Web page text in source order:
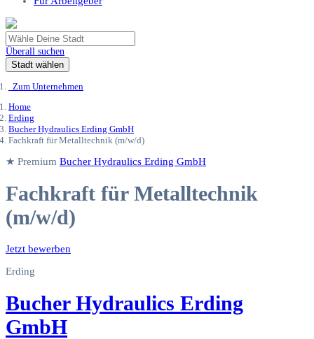
Überall suchen
Stadt wählen
Zum Unternehmen
Home
Erding
Bucher Hydraulics Erding GmbH
Fachkraft für Metalltechnik (m/w/d)
★ Premium Bucher Hydraulics Erding GmbH
Fachkraft für Metalltechnik
(m/w/d)
Jetzt bewerben
Erding
Bucher Hydraulics Erding
GmbH